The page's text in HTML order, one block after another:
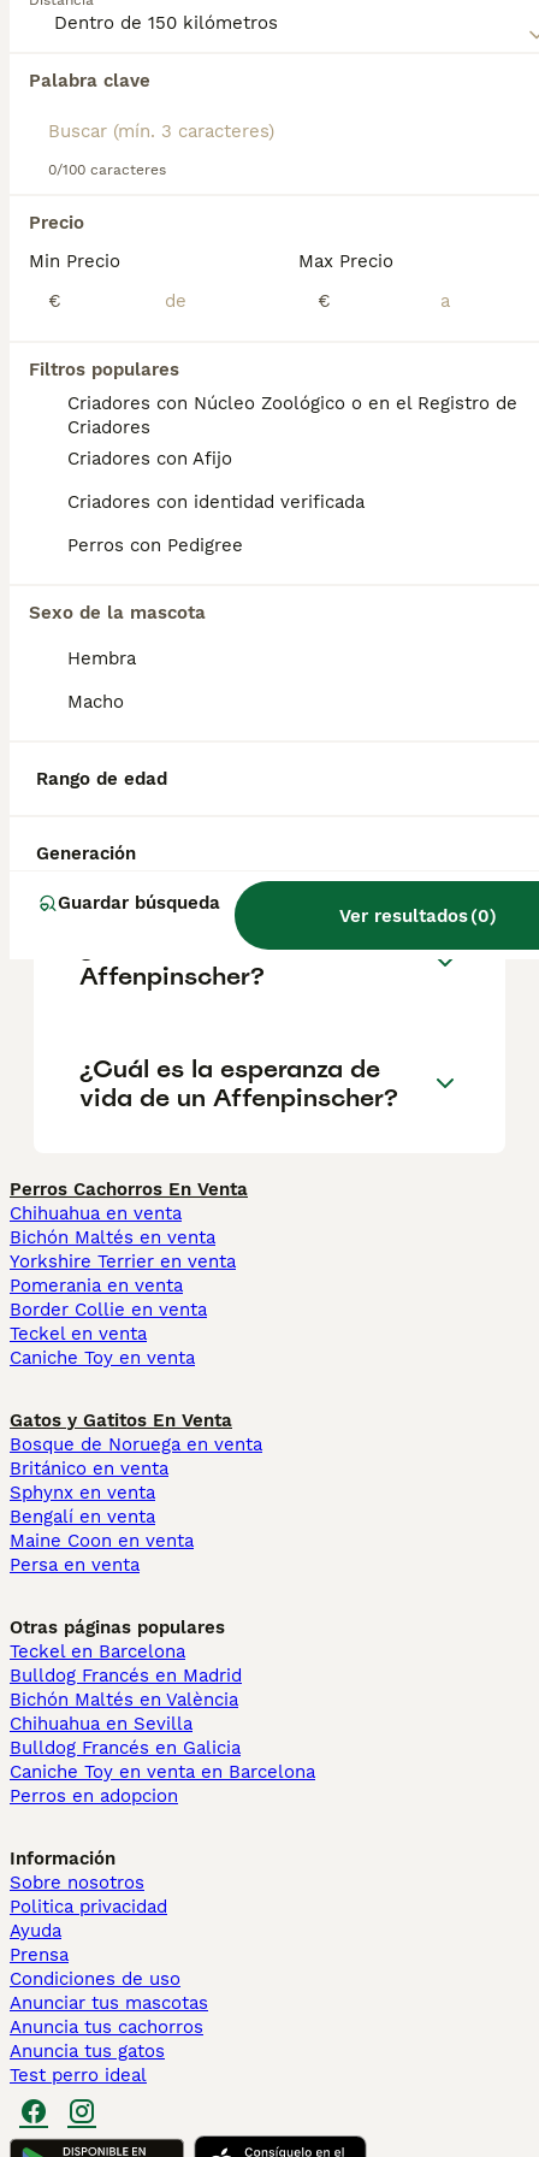
Palabra clave
0/100 caracteres
Precio
Min Precio
€
Max Precio
€
Filtros populares
Criadores con Núcleo Zoológico o en el Registro de
Criadores
Criadores con Afijo
Criadores con identidad verificada
Perros con Pedigree
Sexo de la mascota
Hembra
Macho
Rango de edad
Generación
Guardar búsqueda
Ver resultados(0)
perro.Encontramos 0 Affenpinscher Perros en
Si deseas exactamente esta búsqueda guarda tu
búsqueda y espera el resultado perfecto:
Preguntas frecuentes
¿Cuánto cuesta un cachorro
de Affenpinscher?
El coste medio de un cachorro de
Affenpinscher en España es de
aproximadamente 428€, aunque los precios
pueden variar según factores como el
¿Cómo es el carácter de
Affenpinscher?
Affenpinscher?
¿Qué tamaño tiene un
Affenpinscher?
¿Cuál es la esperanza de
vida de un Affenpinscher?
Perros Cachorros En Venta
Chihuahua en venta
Bichón Maltés en venta
Yorkshire Terrier en venta
Pomerania en venta
Border Collie en venta
Teckel en venta
Caniche Toy en venta
Gatos y Gatitos En Venta
Bosque de Noruega en venta
Británico en venta
Sphynx en venta
Bengalí en venta
Maine Coon en venta
Persa en venta
Otras páginas populares
Teckel en Barcelona
Bulldog Francés en Madrid
Bichón Maltés en València
Chihuahua en Sevilla
Bulldog Francés en Galicia
Caniche Toy en venta en Barcelona
Perros en adopcion
Información
Sobre nosotros
Politica privacidad
Ayuda
Prensa
Condiciones de uso
Anunciar tus mascotas
Anuncia tus cachorros
Anuncia tus gatos
Test perro ideal